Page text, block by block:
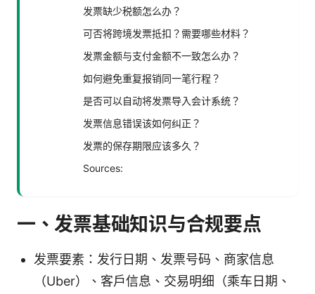
发票缺少税额怎么办？
可否将跨境发票抵扣？需要哪些材料？
发票金额与支付金额不一致怎么办？
如何避免重复报销同一笔行程？
是否可以自动将发票导入会计系统？
发票信息错误该如何纠正？
发票的保存期限应该多久？
Sources:
一、发票基础知识与合规要点
发票要素：发行日期、发票号码、商家信息
（Uber）、客户信息、交易明细（乘车日期、